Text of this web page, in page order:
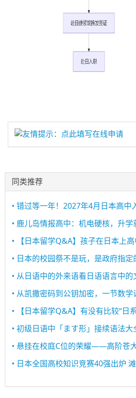
友情提示：点此填写在线申请
同类推荐
• 错过等一年！2027年4月日本高中
• 鹿儿岛情报高中：机电硬核，升学
• 从日语中的外来语看日语语言中的
• 从凯撒密码到公钥加密，一节数
• 初级日语中「ます形」接续语法